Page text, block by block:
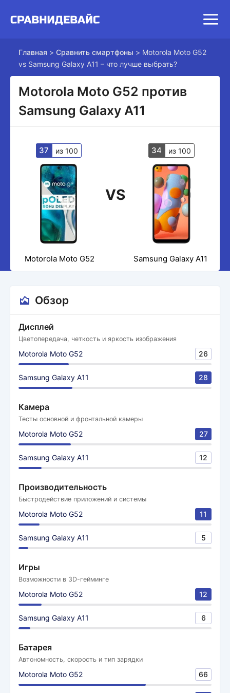
Главная > Сравнить смартфоны > Motorola Moto G52
vs Samsung Galaxy A11 – что лучше выбрать?
Motorola Moto G52 против
Samsung Galaxy A11
37 из 100
VS
34 из 100
Motorola Moto G52 Samsung Galaxy A11
Обзор
Дисплей
Цветопередача, четкость и яркость изображения
Motorola Moto G52 26
Samsung Galaxy A11 28
Камера
Тесты основной и фронтальной камеры
Motorola Moto G52 27
Samsung Galaxy A11 12
Производительность
Быстродействие приложений и системы
Motorola Moto G52 11
Samsung Galaxy A11 5
Игры
Возможности в 3D-гейминге
Motorola Moto G52 12
Samsung Galaxy A11 6
Батарея
Автономность, скорость и тип зарядки
Motorola Moto G52 66